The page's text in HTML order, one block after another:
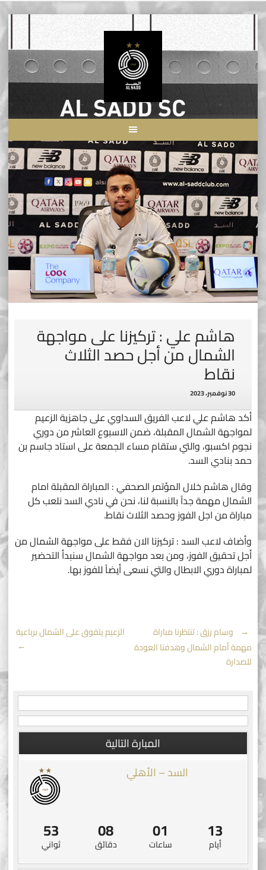
Skip
content
هاشم علي : تركيزنا على مواجهة
الشمال من أجل حصد الثلاث
نقاط
30 نوفمبر، 2023
أكد هاشم علي لاعب الفريق السداوي على جاهزية الزعيم
لمواجهة الشمال المقبلة، ضمن الاسبوع العاشر من دوري
نجوم اكسبو، والتي ستقام مساء الجمعة على استاد جاسم بن
حمد بنادي السد.
وقال هاشم خلال المؤتمر الصحفي : المباراة المقبلة امام
الشمال مهمة جداً بالنسبة لنا، نحن في نادي السد نلعب كل
مباراة من اجل الفوز وحصد الثلاث نقاط.
وأضاف لاعب السد : تركيزنا الان فقط على مواجهة الشمال من
أجل تحقيق الفوز، ومن بعد مواجهة الشمال سنبدأ التحضير
لمباراة دوري الابطال والتي نسعى أيضاً للفوز بها.
Post
navigation
←
وسام رزق : تنتظرنا مباراة
مهمة أمام الشمال وهدفنا العودة
للصدارة
الزعيم يتفوق على الشمال برباعية
→
المبارة التالية
السد – الأهلي
13
أيام
01
ساعات
08
دقائق
52
ثواني